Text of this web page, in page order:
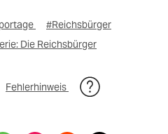
#Reichsbürger
Die Reichsbürger
Fehlerhinweis